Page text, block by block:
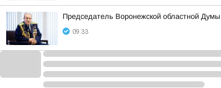
Председатель Воронежской областной
09:33